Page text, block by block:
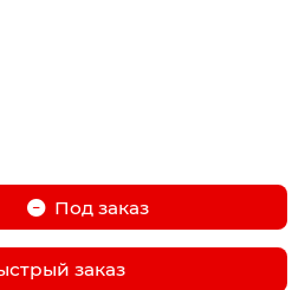
Под заказ
заказ